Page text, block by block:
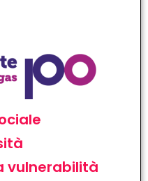
vulnerabilità